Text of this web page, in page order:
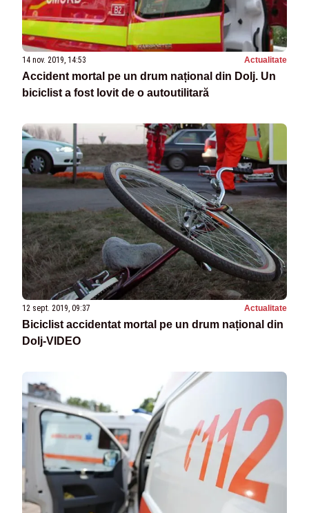
14 nov. 2019, 14:53 Actualitate
Accident mortal pe un drum național din Dolj. Un
biciclist a fost lovit de o autoutilitară
12 sept. 2019, 09:37 Actualitate
Biciclist accidentat mortal pe un drum național din
Dolj-VIDEO